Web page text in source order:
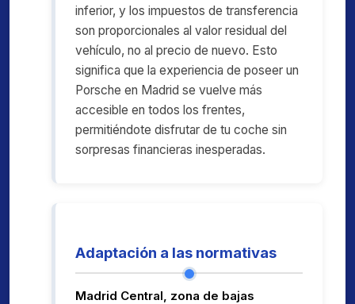
inferior, y los impuestos de transferencia
son proporcionales al valor residual del
vehículo, no al precio de nuevo. Esto
significa que la experiencia de poseer un
Porsche en Madrid se vuelve más
accesible en todos los frentes,
permitiéndote disfrutar de tu coche sin
sorpresas financieras inesperadas.
Adaptación a las normativas
Madrid Central, zona de bajas